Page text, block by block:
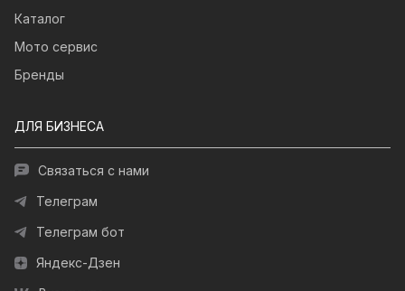
Каталог
Мото сервис
Бренды
ДЛЯ БИЗНЕСА
Связаться с нами
Телеграм
Телеграм бот
Яндекс-Дзен